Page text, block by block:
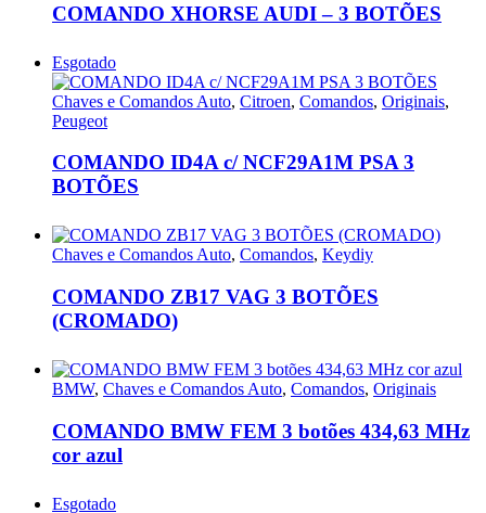
COMANDO XHORSE AUDI – 3 BOTÕES
Esgotado
Chaves e Comandos Auto, Citroen, Comandos, Originais,
Peugeot
COMANDO ID4A c/ NCF29A1M PSA 3
BOTÕES
Chaves e Comandos Auto, Comandos, Keydiy
COMANDO ZB17 VAG 3 BOTÕES
(CROMADO)
BMW, Chaves e Comandos Auto, Comandos, Originais
COMANDO BMW FEM 3 botões 434,63 MHz
cor azul
Esgotado